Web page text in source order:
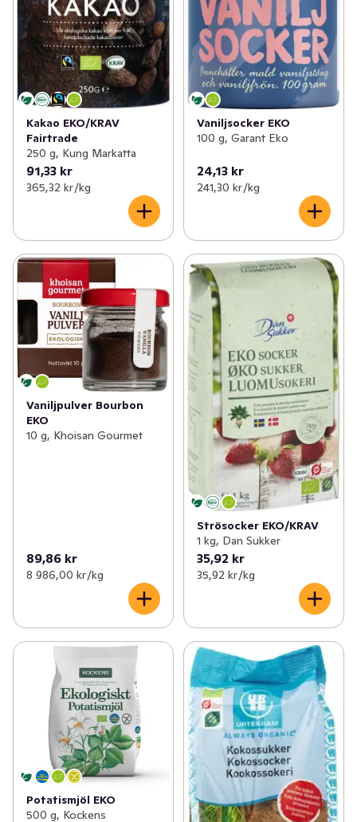
Kakao EKO/KRAV
Fairtrade
250 g, Kung Markatta
91,33 kr
365,32 kr /kg
Vaniljsocker EKO
100 g, Garant Eko
24,13 kr
241,30 kr /kg
Vaniljpulver Bourbon
EKO
10 g, Khoisan Gourmet
89,86 kr
8 986,00 kr /kg
Strösocker EKO/KRAV
1 kg, Dan Sukker
35,92 kr
35,92 kr /kg
Potatismjöl EKO
500 g, Kockens